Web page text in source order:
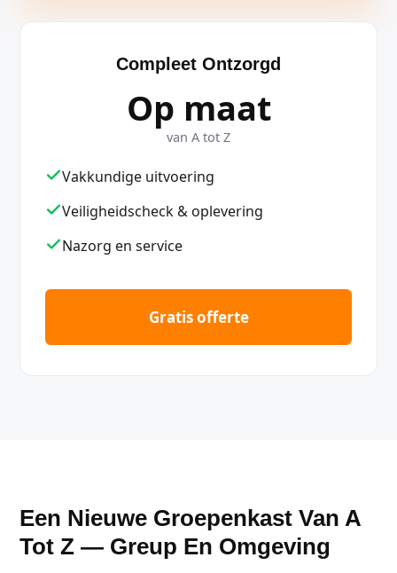
Compleet Ontzorgd
Op maat
van A tot Z
Vakkundige uitvoering
Veiligheidscheck & oplevering
Nazorg en service
Gratis offerte
Een Nieuwe Groepenkast Van A
Tot Z — Greup En Omgeving